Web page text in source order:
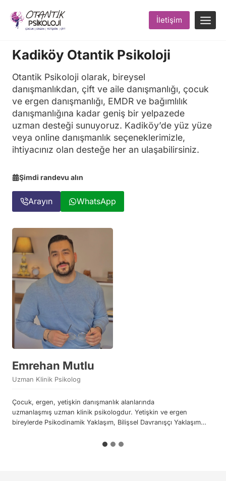
content
İletişim
Kadiköy Otantik Psikoloji
Otantik Psikoloji olarak, bireysel
danışmanlıkdan, çift ve aile danışmanlığı, çocuk
ve ergen danışmanlığı, EMDR ve bağımlılık
danışmanlığına kadar geniş bir yelpazede
uzman desteği sunuyoruz. Kadiköy’de yüz yüze
veya online danışmanlık seçeneklerimizle,
ihtiyacınız olan desteğe her an ulaşabilirsiniz.
Şimdi randevu alın
Arayın WhatsApp
Emrehan Mutlu
Uzman Klinik Psikolog
Çocuk, ergen, yetişkin danışmanlık alanlarında
uzmanlaşmış uzman klinik psikologdur. Yetişkin ve ergen
bireylerde Psikodinamik Yaklaşım, Bilişsel Davranışçı Yaklaşım…
Betül Çalık
Uzman Klinik Psikolog
Betül Çalık, İstanbul Gedik Üniversitesi Psikoloji Bölümünü ÖSYM
Bölüm Birincisi olarak tam burslu bir şekilde kazanmıştır. Dört
yıllık lisans eğitimi sonucunda…
Sibel Zeynep Taşkın
Uzman Psikolojik Danışman
Bahçeşehir Üniversitesi psikoloji lisans ve rehberlik ve psikolojik
danışma yüksek lisans programını başarıyla tamamladıktan sonra
rehberlik ve psikolojik…